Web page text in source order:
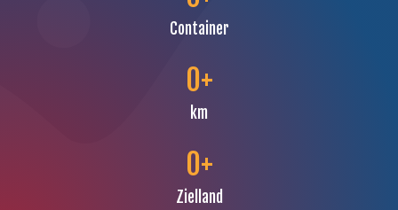
Container
0+
km
0+
Zielland